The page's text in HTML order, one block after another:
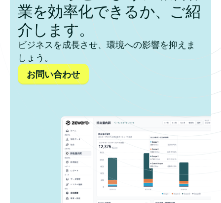
業を効率化できるか、ご紹
介します。
ビジネスを成長させ、環境への影響を抑えま
しょう。
お問い合わせ